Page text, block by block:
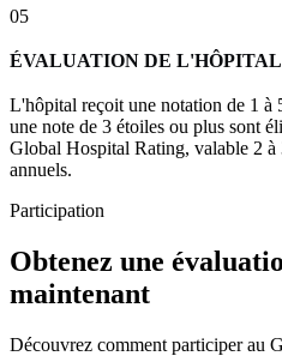
05
ÉVALUATION DE L'HÔPITAL
L'hôpital reçoit une notation de 1 à
une note de 3 étoiles ou plus sont
Global Hospital Rating, valable 2 à
annuels.
Participation
Obtenez une
maintenant
Découvrez comment participer au